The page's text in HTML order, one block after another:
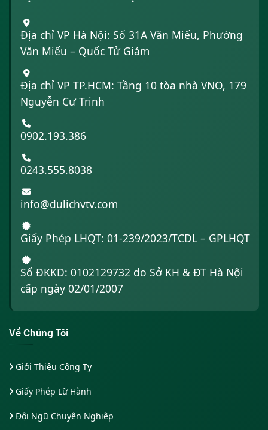
Địa chỉ VP Hà Nội: Số 31A Văn Miếu, Phường
Văn Miếu – Quốc Tử Giám
Địa chỉ VP TP.HCM: Tầng 10 tòa nhà VNO, 179
Nguyễn Cư Trinh
0902.193.386
0243.555.8038
info@dulichvtv.com
Giấy Phép LHQT: 01-239/2023/TCDL – GPLHQT
Số ĐKKD: 0102129732 do Sở KH & ĐT Hà Nội
cấp ngày 02/01/2007
Về Chúng Tôi
Giới Thiệu Công Ty
Giấy Phép Lữ Hành
Đội Ngũ Chuyên Nghiệp